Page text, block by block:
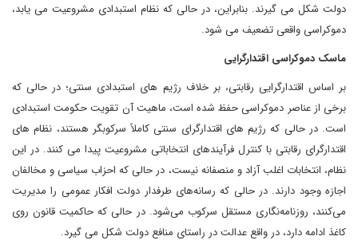
دولت شکل می گیرند. بنابراین، در حالی که نظام استبدادی مشروعیت می یابد،
دموکراسی واقعی تضعیف می شود.
ماسک دموکراسی اقتدارگرایی
بر اساس اقتدارگرایی رقابتی، بر خلاف رژیم های استبدادی سنتی؛ در حالی که
برخی از عناصر دموکراسی حفظ شده است، ماهیت آن تقویت حکومت استبدادی
است. در حالی که رژیم های اقتدارگرای سنتی کاملاً سرکوبگر هستند، نظام های
اقتدارگرای رقابتی با کنترل فرآیندهای انتخاباتی مشروعیت پیدا می کنند. در این
نظام، انتخابات اغلب آزاد و منصفانه نیست، در حالی که احزاب سیاسی و مخالفان
اجازه وجود دارند. در حالی که رسانه‌های طرفدار دولت افکار عمومی را مدیریت
می‌کنند، روزنامه‌نگاری مستقل سرکوب می‌شود. در حالی که حاکمیت قانون روی
کاغذ ادامه دارد، در واقع عدالت در راستای منافع دولت شکل می گیرد.